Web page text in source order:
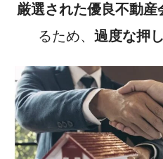
厳選された優良不動産
るため、 過度な押